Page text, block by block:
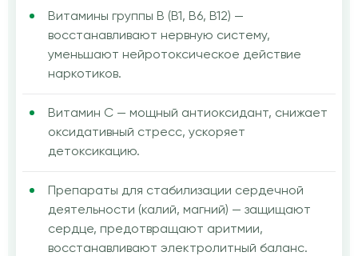
Витамины группы B (B1, B6, B12) —
восстанавливают нервную систему,
уменьшают нейротоксическое действие
наркотиков.
Витамин C — мощный антиоксидант, снижает
оксидативный стресс, ускоряет
детоксикацию.
Препараты для стабилизации сердечной
деятельности (калий, магний) — защищают
сердце, предотвращают аритмии,
восстанавливают электролитный баланс.